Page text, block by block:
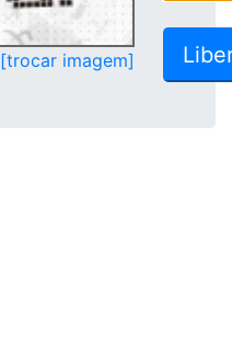
[trocar imagem]